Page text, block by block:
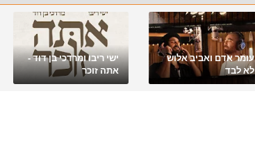
עומר אדם ואביב אלוש
לא לבד
ישי ריבו ומרדכי בן דוד -
אתה זוכר